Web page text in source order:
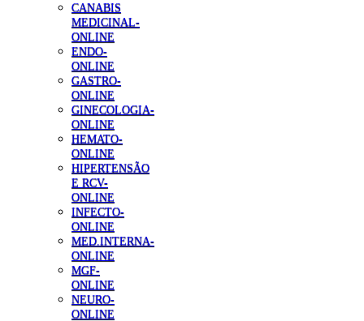
CANABIS
MEDICINAL-
ONLINE
ENDO-
ONLINE
GASTRO-
ONLINE
GINECOLOGIA-
ONLINE
HEMATO-
ONLINE
HIPERTENSÃO
E RCV-
ONLINE
INFECTO-
ONLINE
MED.INTERNA-
ONLINE
MGF-
ONLINE
NEURO-
ONLINE